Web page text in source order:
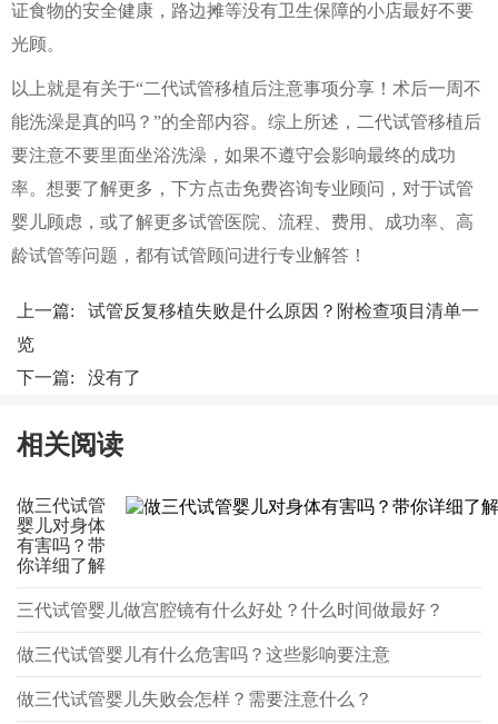
证食物的安全健康，路边摊等没有卫生保障的小店最好不要
光顾。
以上就是有关于“二代试管移植后注意事项分享！术后一周不
能洗澡是真的吗？”的全部内容。综上所述，二代试管移植后
要注意不要里面坐浴洗澡，如果不遵守会影响最终的成功
率。想要了解更多，下方点击免费咨询专业顾问，对于试管
婴儿顾虑，或了解更多试管医院、流程、费用、成功率、高
龄试管等问题，都有试管顾问进行专业解答！
上一篇: 试管反复移植失败是什么原因？附检查项目清单一
览
下一篇: 没有了
相关阅读
做三代试管
婴儿对身体
有害吗？带
你详细了解
三代试管婴儿做宫腔镜有什么好处？什么时间做最好？
做三代试管婴儿有什么危害吗？这些影响要注意
做三代试管婴儿失败会怎样？需要注意什么？